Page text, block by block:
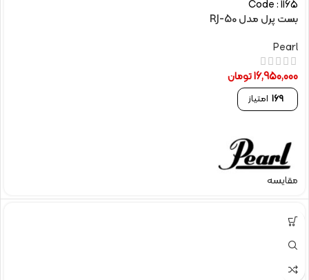
Code : 1165
بست پرل مدل RJ-50
Pearl
16,950,000تومان
169 امتیاز
مقایسه